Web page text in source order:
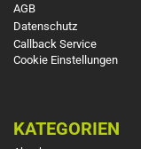
AGB
Datenschutz
Callback Service
Cookie Einstellungen
KATEGORIEN